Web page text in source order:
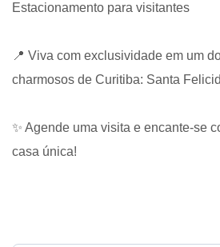
Estacionamento para visitantes
📍 Viva com exclusividade em um
charmosos de Curitiba: Santa
✨ Agende uma visita e encante-se
casa única!